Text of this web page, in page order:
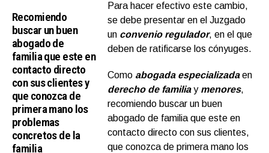
Recomiendo
buscar un buen
abogado de
familia que este en
contacto directo
con sus clientes y
que conozca de
primera mano los
problemas
concretos de la
familia
Para hacer efectivo este cambio,
se debe presentar en el Juzgado
un convenio regulador, en el que
deben de ratificarse los cónyuges.
Como abogada especializadaen
derecho de familiay menores,
recomiendo buscar un buen
abogado de familia que este en
contacto directo con sus clientes,
que conozca de primera mano los